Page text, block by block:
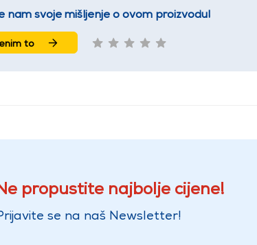
nam svoje mišljenje o ovom proizvodu!
to
propustite najbolje cijene!
se na naš Newsletter!